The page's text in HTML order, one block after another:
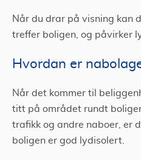
Når du drar på visning kan
treffer boligen, og påvirker
Hvordan er
Når det kommer til
titt på området rundt
trafikk og andre naboer, er
boligen er god lydisolert.